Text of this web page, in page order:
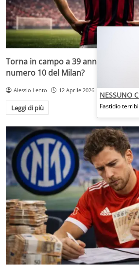
Torna in campo a 39 anni, chi si
numero 10 del Milan?
Alessio Lento 12 Aprile 2026
Leggi di più
NESSUNO
Fastidio